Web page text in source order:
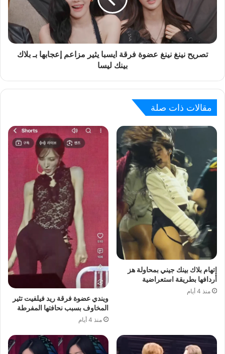
تصريح نينغ نينغ عضوة فرقة ايسبا يثير مزاعم إعجابها بـ بلاك
بينك ليسا
مقالات ذات صلة
إتهام بلاك بينك جيني بمحاولة هز
أردافها بطريقة استعراضية
منذ 4 أيام
ويندي عضوة فرقة ريد فيلفيت تثير
المخاوف بسبب نحافتها المفرطة
منذ 4 أيام